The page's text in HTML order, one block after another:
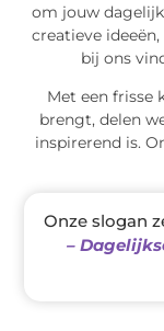
om jouw
creatieve
bij ons
Met een frisse
brengt, delen
inspirerend is.
Onze slogan
–